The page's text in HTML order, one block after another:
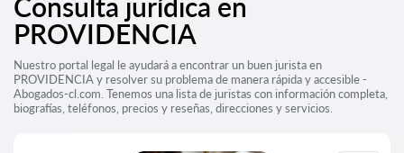
PROVIDENCIA
Nuestro portal legal le ayudará a encontrar un buen jurista en
PROVIDENCIA y resolver su problema de manera rápida y accesible -
Abogados-cl.com. Tenemos una lista de juristas con información completa,
biografías, teléfonos, precios y reseñas, direcciones y servicios.